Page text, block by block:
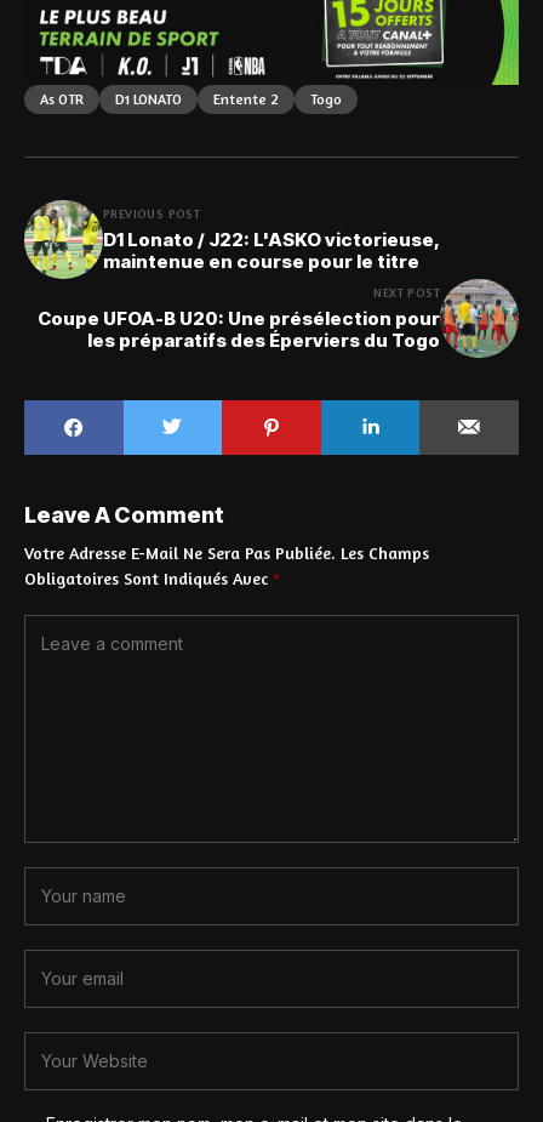
As OTR D1 LONATO Entente 2 Togo
PREVIOUS POST
D1 Lonato / J22: L'ASKO victorieuse,
maintenue en course pour le titre
NEXT POST
Coupe UFOA-B U20: Une présélection pour
les préparatifs des Éperviers du Togo
Leave A Comment
Votre Adresse E-Mail Ne Sera Pas Publiée. Les Champs
Obligatoires Sont Indiqués Avec *